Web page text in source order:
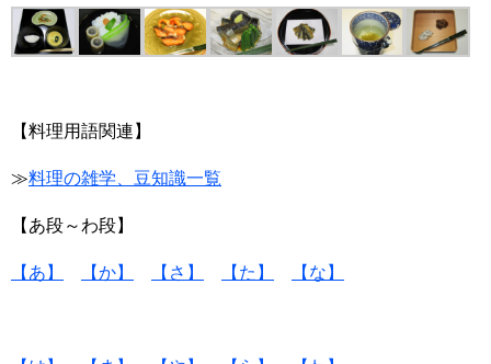
【料理用語関連】
≫料理の雑学、豆知識一覧
【あ段～わ段】
【あ】 【か】 【さ】 【た】 【な】